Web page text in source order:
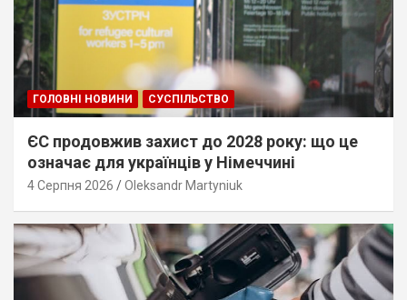
ГОЛОВНІ НОВИНИ СУСПІЛЬСТВО
ЄС продовжив захист до 2028 року: що це
означає для українців у Німеччині
4 Серпня 2026 Oleksandr Martyniuk